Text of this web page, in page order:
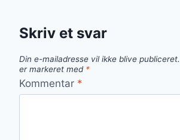
Skriv et svar
Din e-mailadresse vil ikke blive publiceret.
er markeret med *
Kommentar *